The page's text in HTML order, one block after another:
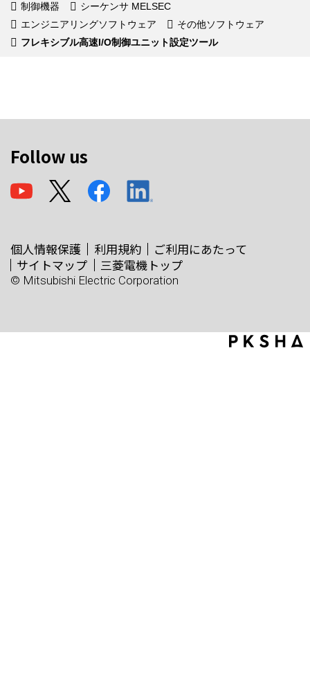
制御機器
シーケンサ MELSEC
エンジニアリングソフトウェア
その他ソフトウェア
フレキシブル高速I/O制御ユニット設定ツール
Follow us
個人情報保護 利用規約
ご利用にあたって
サイトマップ
三菱電機トップ
© Mitsubishi Electric Corporation